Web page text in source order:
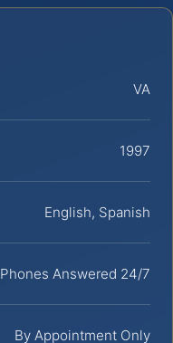
VA
1997
English, Spanish
Phones Answered 24/7
By Appointment Only